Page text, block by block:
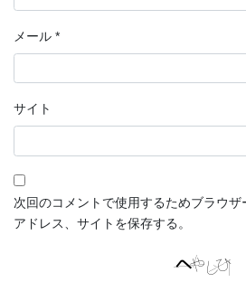
メール *
サイト
次回のコメントで使用するためブラウ
アドレス、サイトを保存する。